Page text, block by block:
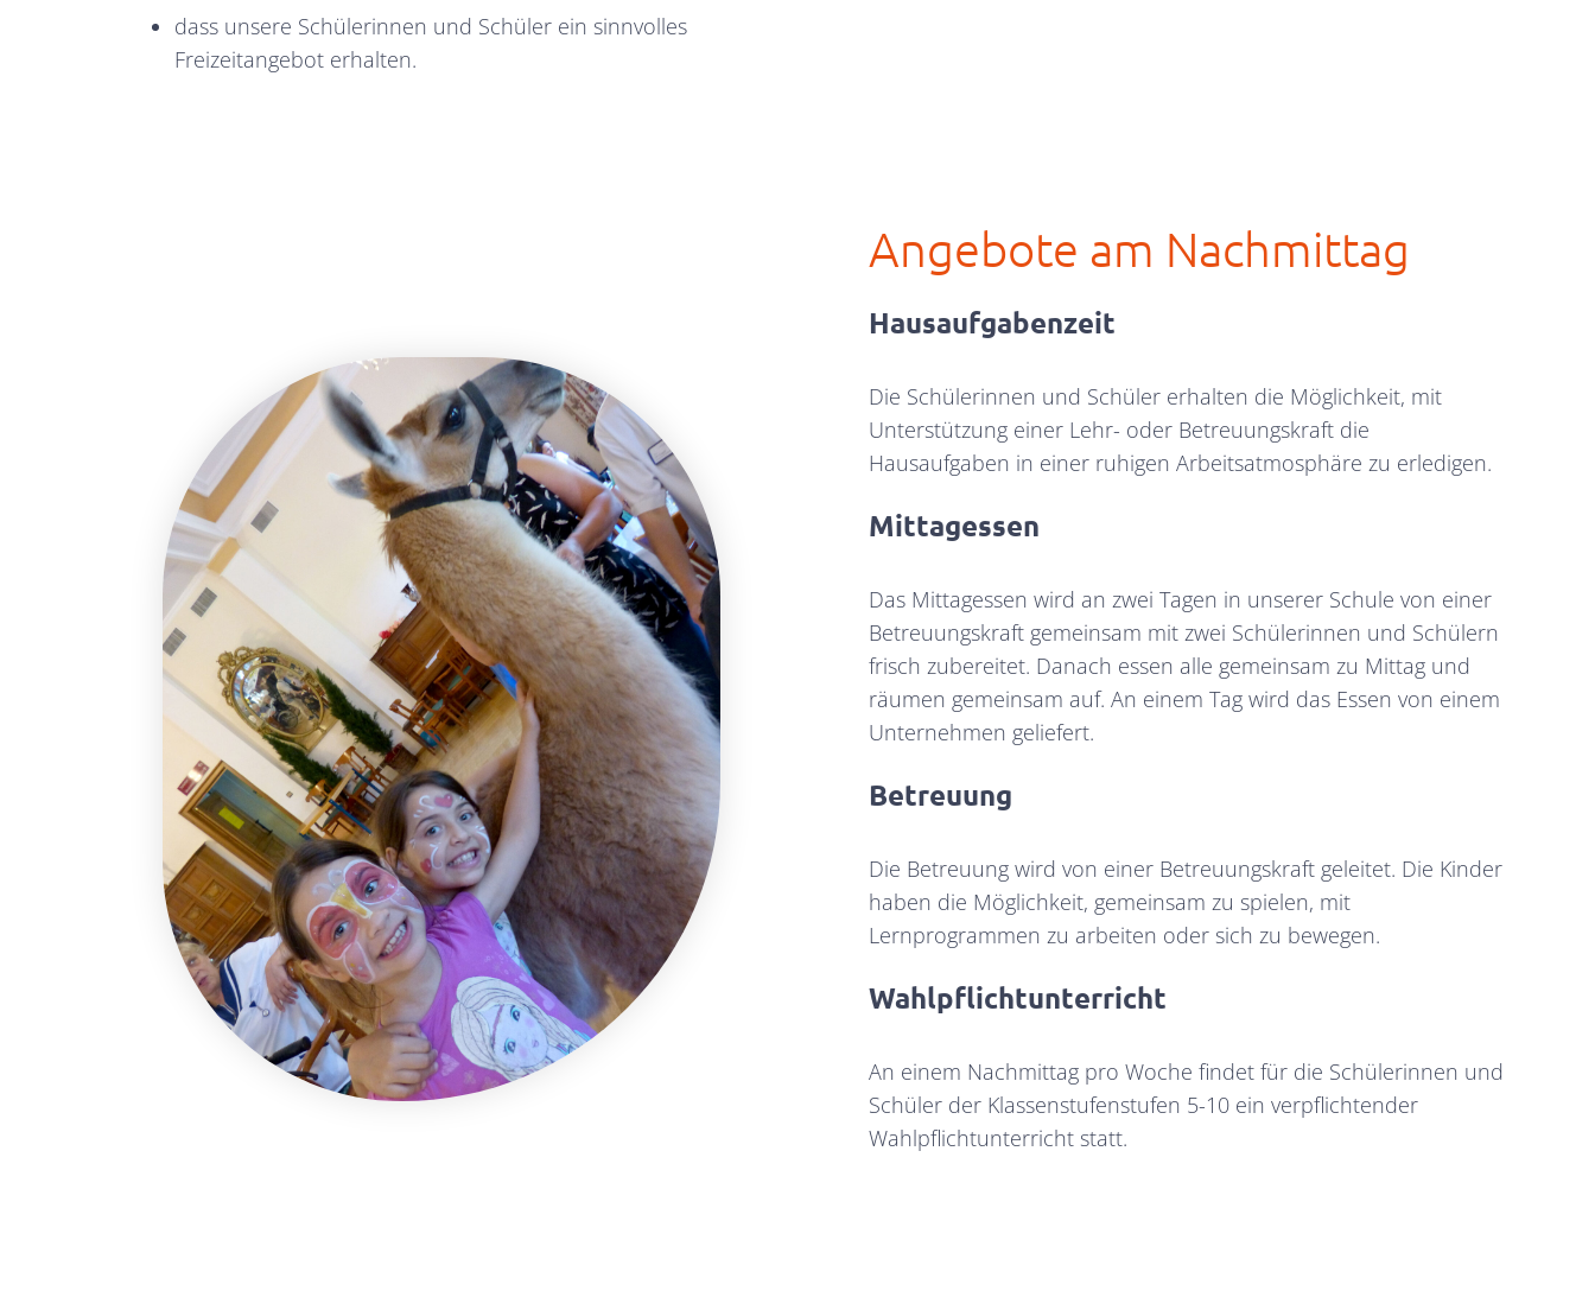
dass unsere Schülerinnen und Schüler ein sinnvolles
Freizeitangebot erhalten.
Angebote am Nachmittag
Hausaufgabenzeit
Die Schülerinnen und Schüler erhalten die Möglichkeit, mit
Unterstützung einer Lehr- oder Betreuungskraft die
Hausaufgaben in einer ruhigen Arbeitsatmosphäre zu erledigen.
Mittagessen
Das Mittagessen wird an zwei Tagen in unserer Schule von einer
Betreuungskraft gemeinsam mit zwei Schülerinnen und Schülern
frisch zubereitet. Danach essen alle gemeinsam zu Mittag und
räumen gemeinsam auf. An einem Tag wird das Essen von einem
Unternehmen geliefert.
Betreuung
Die Betreuung wird von einer Betreuungskraft geleitet. Die Kinder
haben die Möglichkeit, gemeinsam zu spielen, mit
Lernprogrammen zu arbeiten oder sich zu bewegen.
Wahlpflichtunterricht
An einem Nachmittag pro Woche findet für die Schülerinnen und
Schüler der Klassenstufenstufen 5-10 ein verpflichtender
Wahlpflichtunterricht statt.